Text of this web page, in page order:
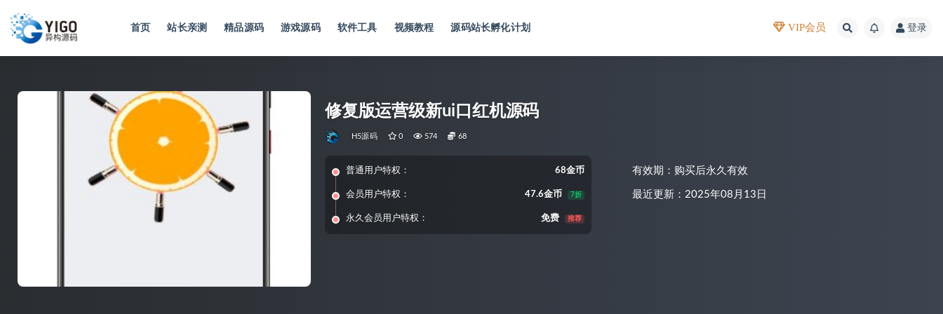
首页 站长亲测 精品源码 游戏源码 软件工具 视频教程 源码站长孵化计划 VIP会员 登录
修复版运营级新ui口红机源码
H5源码 0 574 68
普通用户特权： 68金币
会员用户特权： 47.6金币 7折
永久会员用户特权： 免费 推荐
有效期：购买后永久有效
最近更新：2025年08月13日